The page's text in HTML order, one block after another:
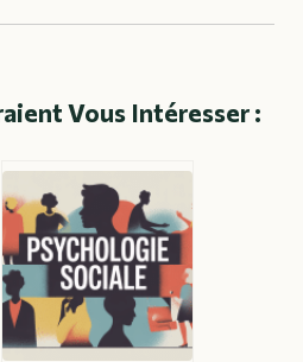
Vous Intéresser :